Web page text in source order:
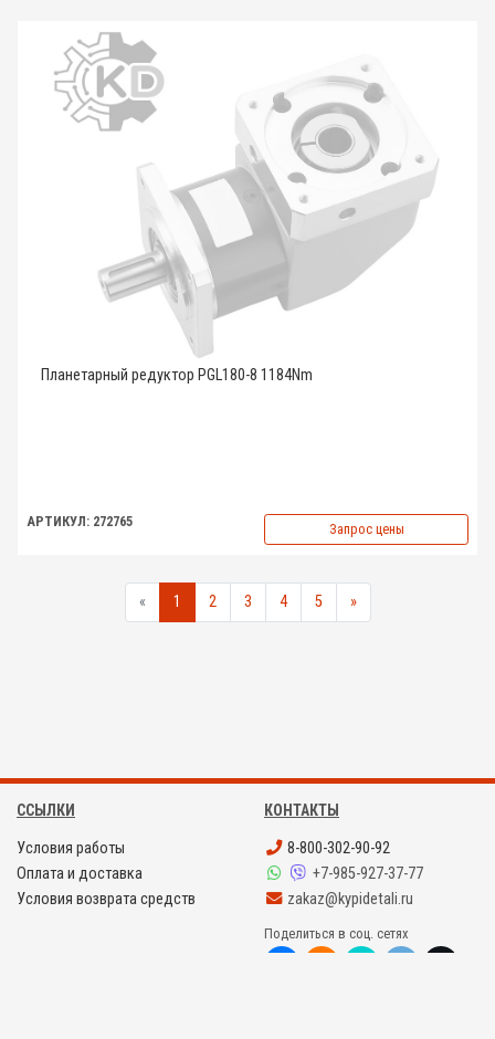
Планетарный редуктор PGL180-8 1184Nm
АРТИКУЛ: 272765 Запрос цены
« 1 2 3 4 5 »
ССЫЛКИ
Условия работы
Оплата и доставка
Условия возврата средств
КОНТАКТЫ
8-800-302-90-92
+7-985-927-37-77
zakaz@kypidetali.ru
Поделиться в соц. сетях